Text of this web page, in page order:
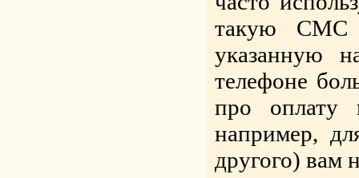
такую СМС
указанную
телефоне
про оплату
например,
другого) вам